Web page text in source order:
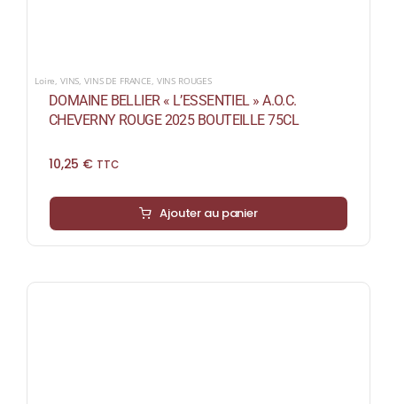
Loire VINS ,VINS DE FRANCE VINS ROUGES
DOMAINE BELLIER « L’ESSENTIEL » A.O.C.
CHEVERNY ROUGE 2025 BOUTEILLE 75CL
10,25 € TTC
Ajouter au panier